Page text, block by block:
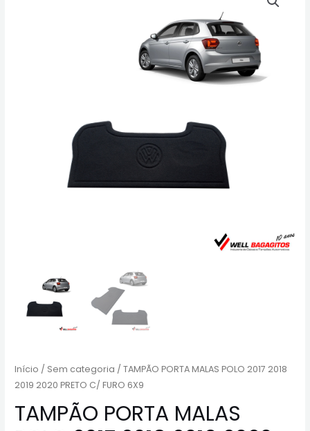
Início / Sem categoria / TAMPÃO PORTA MALAS POLO 2017 2018
2019 2020 PRETO C/ FURO 6X9
TAMPÃO PORTA MALAS